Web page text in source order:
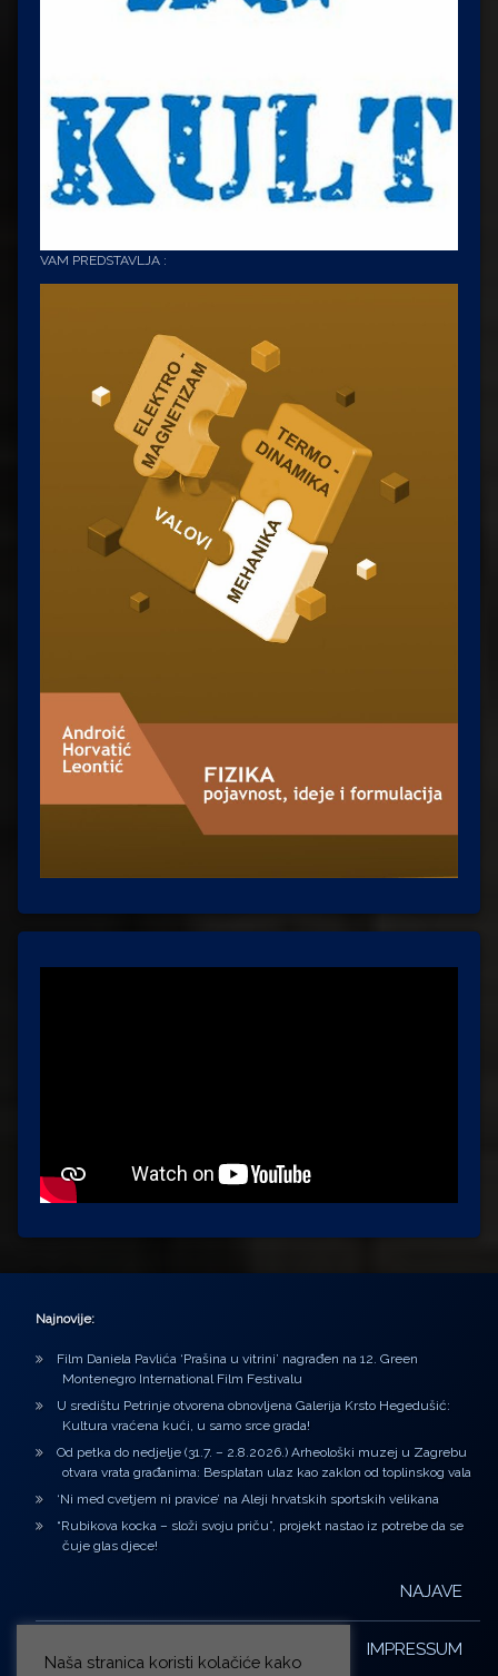
VAM PREDSTAVLJA :
Najnovije:
Film Daniela Pavlića ‘Prašina u vitrini’ nagrađen na 12. Green
Montenegro International Film Festivalu
U središtu Petrinje otvorena obnovljena Galerija Krsto Hegedušić:
Kultura vraćena kući, u samo srce grada!
Od petka do nedjelje (31.7. – 2.8.2026.) Arheološki muzej u Zagrebu
otvara vrata građanima: Besplatan ulaz kao zaklon od toplinskog vala
‘Ni med cvetjem ni pravice’ na Aleji hrvatskih sportskih velikana
“Rubikova kocka – složi svoju priču”, projekt nastao iz potrebe da se
čuje glas djece!
NAJAVE
IMPRESSUM
Naša stranica koristi kolačiće kako